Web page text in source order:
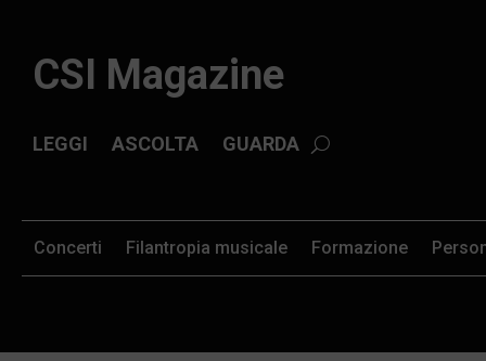
CSI Magazine
ASCOLTA GUARDA
LEGGI
Formazione
Concerti Filantropia musicale